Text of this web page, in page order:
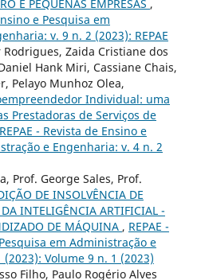
E PEQUENAS EMPRESAS ,
e Pesquisa em
v. 9 n. 2 (2023): REPAE
Zaida Cristiane dos
Hank Miri, Cassiane Chais,
Pelayo Munhoz Olea,
Individual: uma
Prestadoras de Serviços de
REPAE - Revista de Ensino e
e Engenharia: v. 4 n. 2
Prof. George Sales, Prof.
DE INSOLVÊNCIA DE
DA INTELIGÊNCIA ARTIFICIAL -
DE MÁQUINA , REPAE -
em Administração e
Volume 9 n. 1 (2023)
Filho, Paulo Rogério Alves